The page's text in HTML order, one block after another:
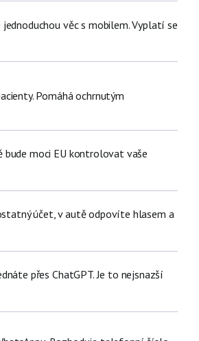
věc s mobilem. Vyplatí se
Pomáhá ochrnutým
bude moci EU kontrolovat vaše
účet, v autě odpovíte hlasem a
přes ChatGPT. Je to nejsnazší